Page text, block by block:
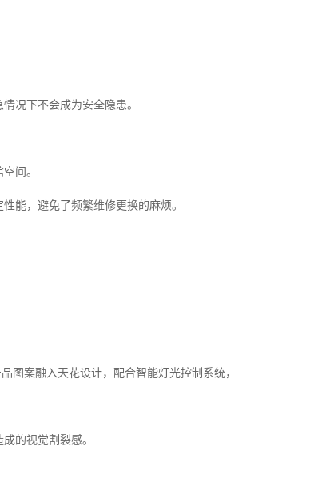
况下不会成为安全隐患。
间。
能，避免了频繁维修更换的麻烦。
图案融入天花设计，配合智能灯光控制系统，
的视觉割裂感。